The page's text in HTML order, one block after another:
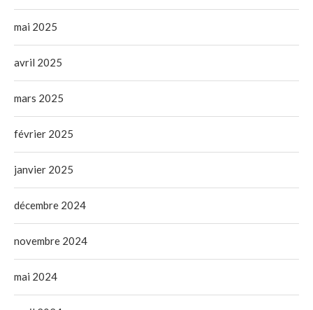
mai 2025
avril 2025
mars 2025
février 2025
janvier 2025
décembre 2024
novembre 2024
mai 2024